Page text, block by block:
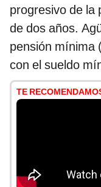
progresivo de la
de dos años.
pensión mínima
con el sueldo
TE